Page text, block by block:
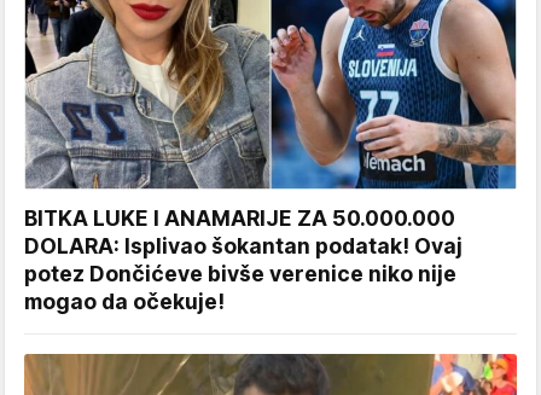
BITKA LUKE I ANAMARIJE ZA 50.000.000
DOLARA: Isplivao šokantan podatak! Ovaj
potez Dončićeve bivše verenice niko nije
mogao da očekuje!